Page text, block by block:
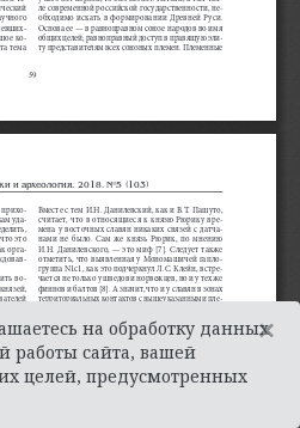
на обработку данных
работы сайта, вашей
целей, предусмотренных
×